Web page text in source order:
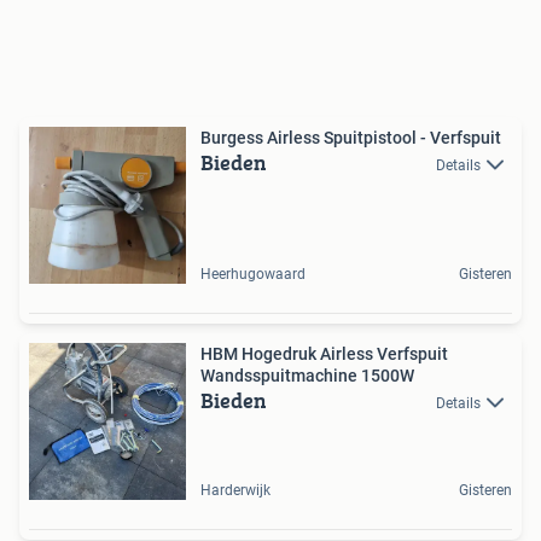
Burgess Airless Spuitpistool - Verfspuit
Bieden Details
Heerhugowaard Gisteren
HBM Hogedruk Airless Verfspuit
Wandsspuitmachine 1500W
Bieden Details
Harderwijk Gisteren